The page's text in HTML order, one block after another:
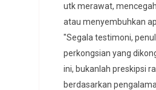
utk merawat,
atau menyembuhkan
"Segala testimoni,
perkongsian yang
ini, bukanlah preskipsi
berdasarkan